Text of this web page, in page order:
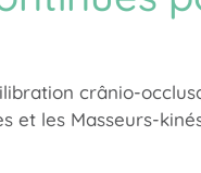
crânio-
et les Masseurs-